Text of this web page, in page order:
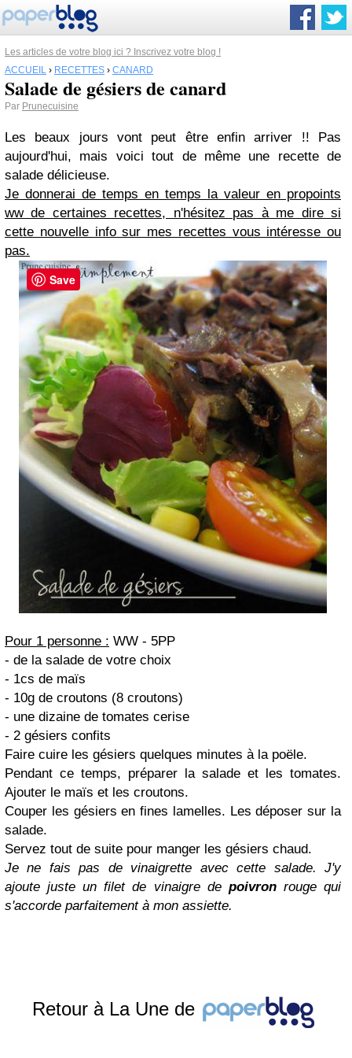
Les articles de votre blog ici ? Inscrivez votre blog !
ACCUEIL › RECETTES › CANARD
Salade de gésiers de canard
Par Prunecuisine
Les beaux jours vont peut être enfin arriver !! Pas
aujourd'hui, mais voici tout de même une recette de
salade délicieuse.
Je donnerai de temps en temps la valeur en propoints
ww de certaines recettes, n'hésitez pas à me dire si
cette nouvelle info sur mes recettes vous intéresse ou
pas.
Pour 1 personne : WW - 5PP
- de la salade de votre choix
- 1cs de maïs
- 10g de croutons (8 croutons)
- une dizaine de tomates cerise
- 2 gésiers confits
Faire cuire les gésiers quelques minutes à la poële.
Pendant ce temps, préparer la salade et les tomates.
Ajouter le maïs et les croutons.
Couper les gésiers en fines lamelles. Les déposer sur la
salade.
Servez tout de suite pour manger les gésiers chaud.
Je ne fais pas de vinaigrette avec cette salade. J'y
ajoute juste un filet de vinaigre de poivronrouge qui
s'accorde parfaitement à mon assiette.
Retour à La Une de
Save